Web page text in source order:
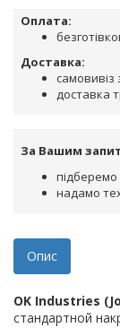
Оплата:
Доставка:
самовивіз
доставка
За Вашим
надамо
Опис
OK Industries
стандартной